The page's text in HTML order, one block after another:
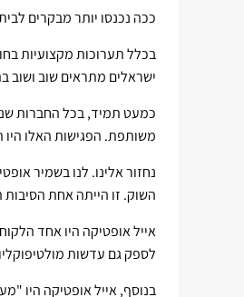
ככה נכנסו יותר מבקרים
בכלל תערוכות מקצועיות
ישראלים מתראים שוב ושוב
כמעט תמיד, בכל החברות
משותפת. הפגישות האלו
נחזור אלינו. לנו בשמיר
השוק. זו הייתה אחת הסיבות
אייל אופטיקה היו אחד
לספק גם עדשות
בנוסף, אייל אופטיקה היו